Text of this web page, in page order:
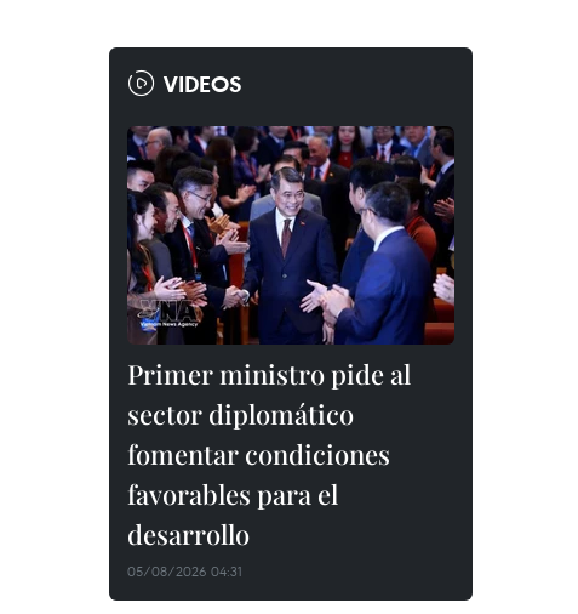
VIDEOS
Primer ministro pide al
sector diplomático
fomentar condiciones
favorables para el
desarrollo
05/08/2026 04:31